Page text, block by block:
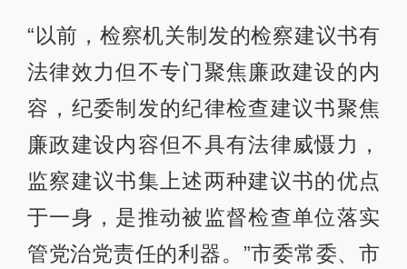
“以前，检察机关制发的检察建议书有
法律效力但不专门聚焦廉政建设的内
容，纪委制发的纪律检查建议书聚焦
廉政建设内容但不具有法律威慑力，
监察建议书集上述两种建议书的优点
于一身，是推动被监督检查单位落实
管党治党责任的利器。”市委常委、市